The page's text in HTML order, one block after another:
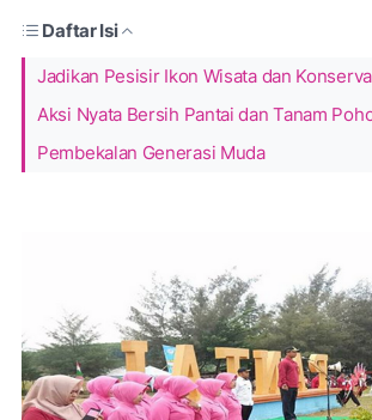
Daftar Isi
Jadikan Pesisir Ikon Wisata dan
Aksi Nyata Bersih Pantai dan Tanam
Pembekalan Generasi Muda